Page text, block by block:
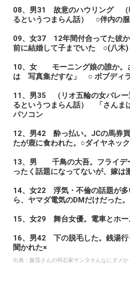
08、男31 故意のハウリング （
るというつまらん話） ○伴内の服
09、女37 12年間付合ってた彼
前に結婚して子までいた ○(八木
10、女 モーニング娘の誰か。
は 写真集だすな」 ○ ボブディ
11、男35 （リオ五輪の女バレー
るというつまらん話） 「さんま
パソコン
12、男42 酔っ払い。JCの馬券
たが鹿に食われた。○ダイヤネッ
13、男 千鳥の大吾。フライデ
ったく話題になってないが、嫁
14、女22 浮気・不倫の話題が多
ら、ヤマダ電気のDMだけだった
15、女29 舞台女優。電車とホー
16、男42 下の脱毛した。銭湯行
聞かれた×
出典： 飯窪さんの明石家サンタそんなにダメか